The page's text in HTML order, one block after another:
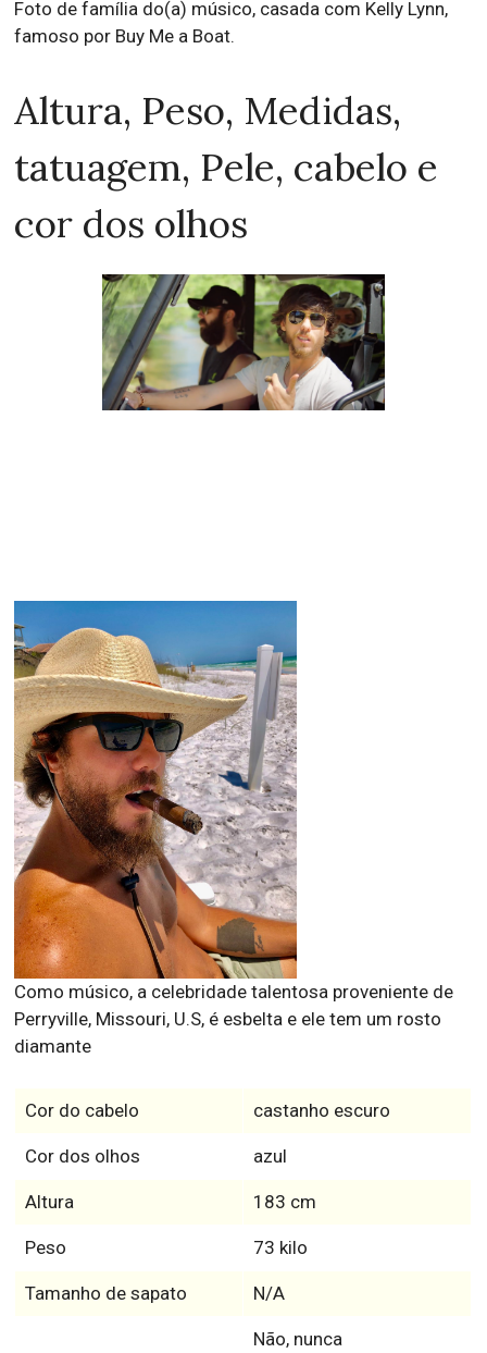
Foto de família do(a) músico, casada com Kelly Lynn,
famoso por Buy Me a Boat.
Altura, Peso, Medidas,
tatuagem, Pele, cabelo e
cor dos olhos
Como músico, a celebridade talentosa proveniente de
Perryville, Missouri, U.S, é esbelta e ele tem um rosto
diamante
Cor do cabelo castanho escuro
Cor dos olhos azul
Altura 183 cm
Peso 73 kilo
Tamanho de sapato N/A
Não, nunca